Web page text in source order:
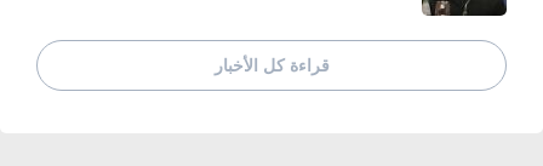
قراءة كل الأخبار